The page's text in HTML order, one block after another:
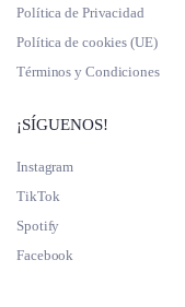
Política de Privacidad
Política de cookies (UE)
Términos y Condiciones
¡SÍGUENOS!
Instagram
TikTok
Spotify
Facebook